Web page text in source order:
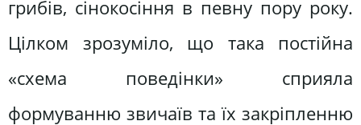
грибів, сінокосіння в певну пору року.
Цілком зрозуміло, що така постійна
«схема поведінки» сприяла
формуванню звичаїв та їх закріпленню